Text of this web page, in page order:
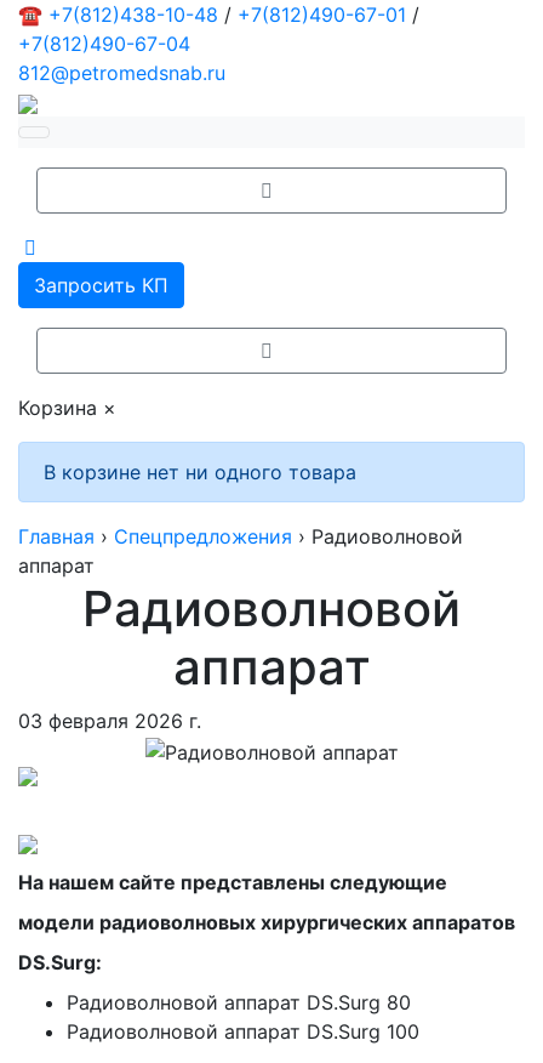
☎ +7(812)438-10-48 / +7(812)490-67-01 /
+7(812)490-67-04
812@petromedsnab.ru
Запросить КП
Корзина ×
В корзине нет ни одного товара
Главная › Спецпредложения › Радиоволновой
аппарат
Радиоволновой
аппарат
03 февраля 2026 г.
На нашем сайте представлены следующие
модели радиоволновых хирургических аппаратов
DS.Surg:
Радиоволновой аппарат DS.Surg 80
Радиоволновой аппарат DS.Surg 100